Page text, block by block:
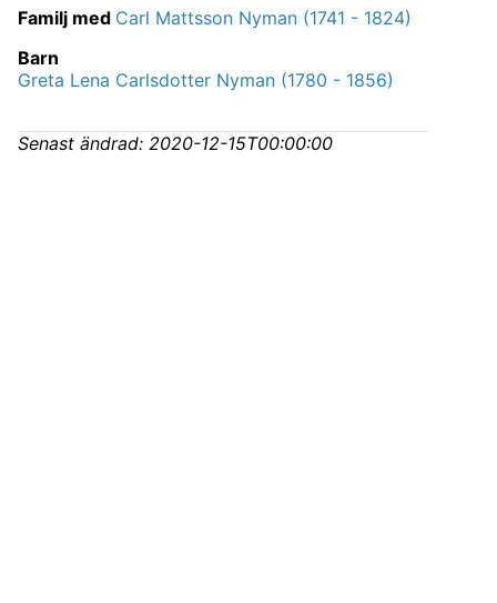
Familj med Carl Mattsson Nyman (1741 - 1824)
Barn
Greta Lena Carlsdotter Nyman (1780 - 1856)
Senast ändrad: 2020-12-15T00:00:00